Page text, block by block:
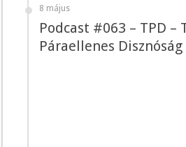
8 május
Podcast #063 – TPD –
Páraellenes Disznóság